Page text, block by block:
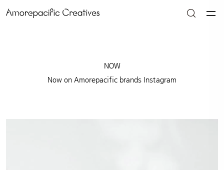
NOW
Now on Amorepacific brands Instagram